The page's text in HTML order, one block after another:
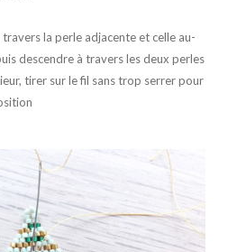
la perle adjacente et celle au-
descendre à travers les deux perles
tirer sur le fil sans trop serrer pour